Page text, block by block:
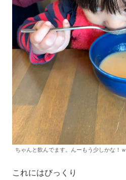
ちゃんと飲んでます。んーもう少しかな！ｗ
これにはびっくり